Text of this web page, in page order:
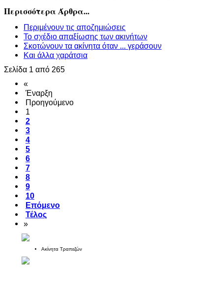
Περισσότερα Άρθρα...
Περιμένουν τις αποζημιώσεις
Το σχέδιο απαξίωσης των ακινήτων
Σκοτώνουν τα ακίνητα όταν ... γεράσουν
Και άλλα χαράτσια
Σελίδα 1 από 265
«
Έναρξη
Προηγούμενο
1
2
3
4
5
6
7
8
9
10
Επόμενο
Τέλος
»
Ακίνητα Τραπεζών